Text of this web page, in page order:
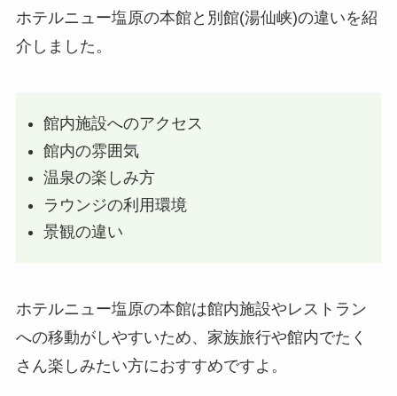
ホテルニュー塩原の本館と別館(湯仙峡)の違いを紹
介しました。
館内施設へのアクセス
館内の雰囲気
温泉の楽しみ方
ラウンジの利用環境
景観の違い
ホテルニュー塩原の本館は館内施設やレストラン
への移動がしやすいため、家族旅行や館内でたく
さん楽しみたい方におすすめですよ。